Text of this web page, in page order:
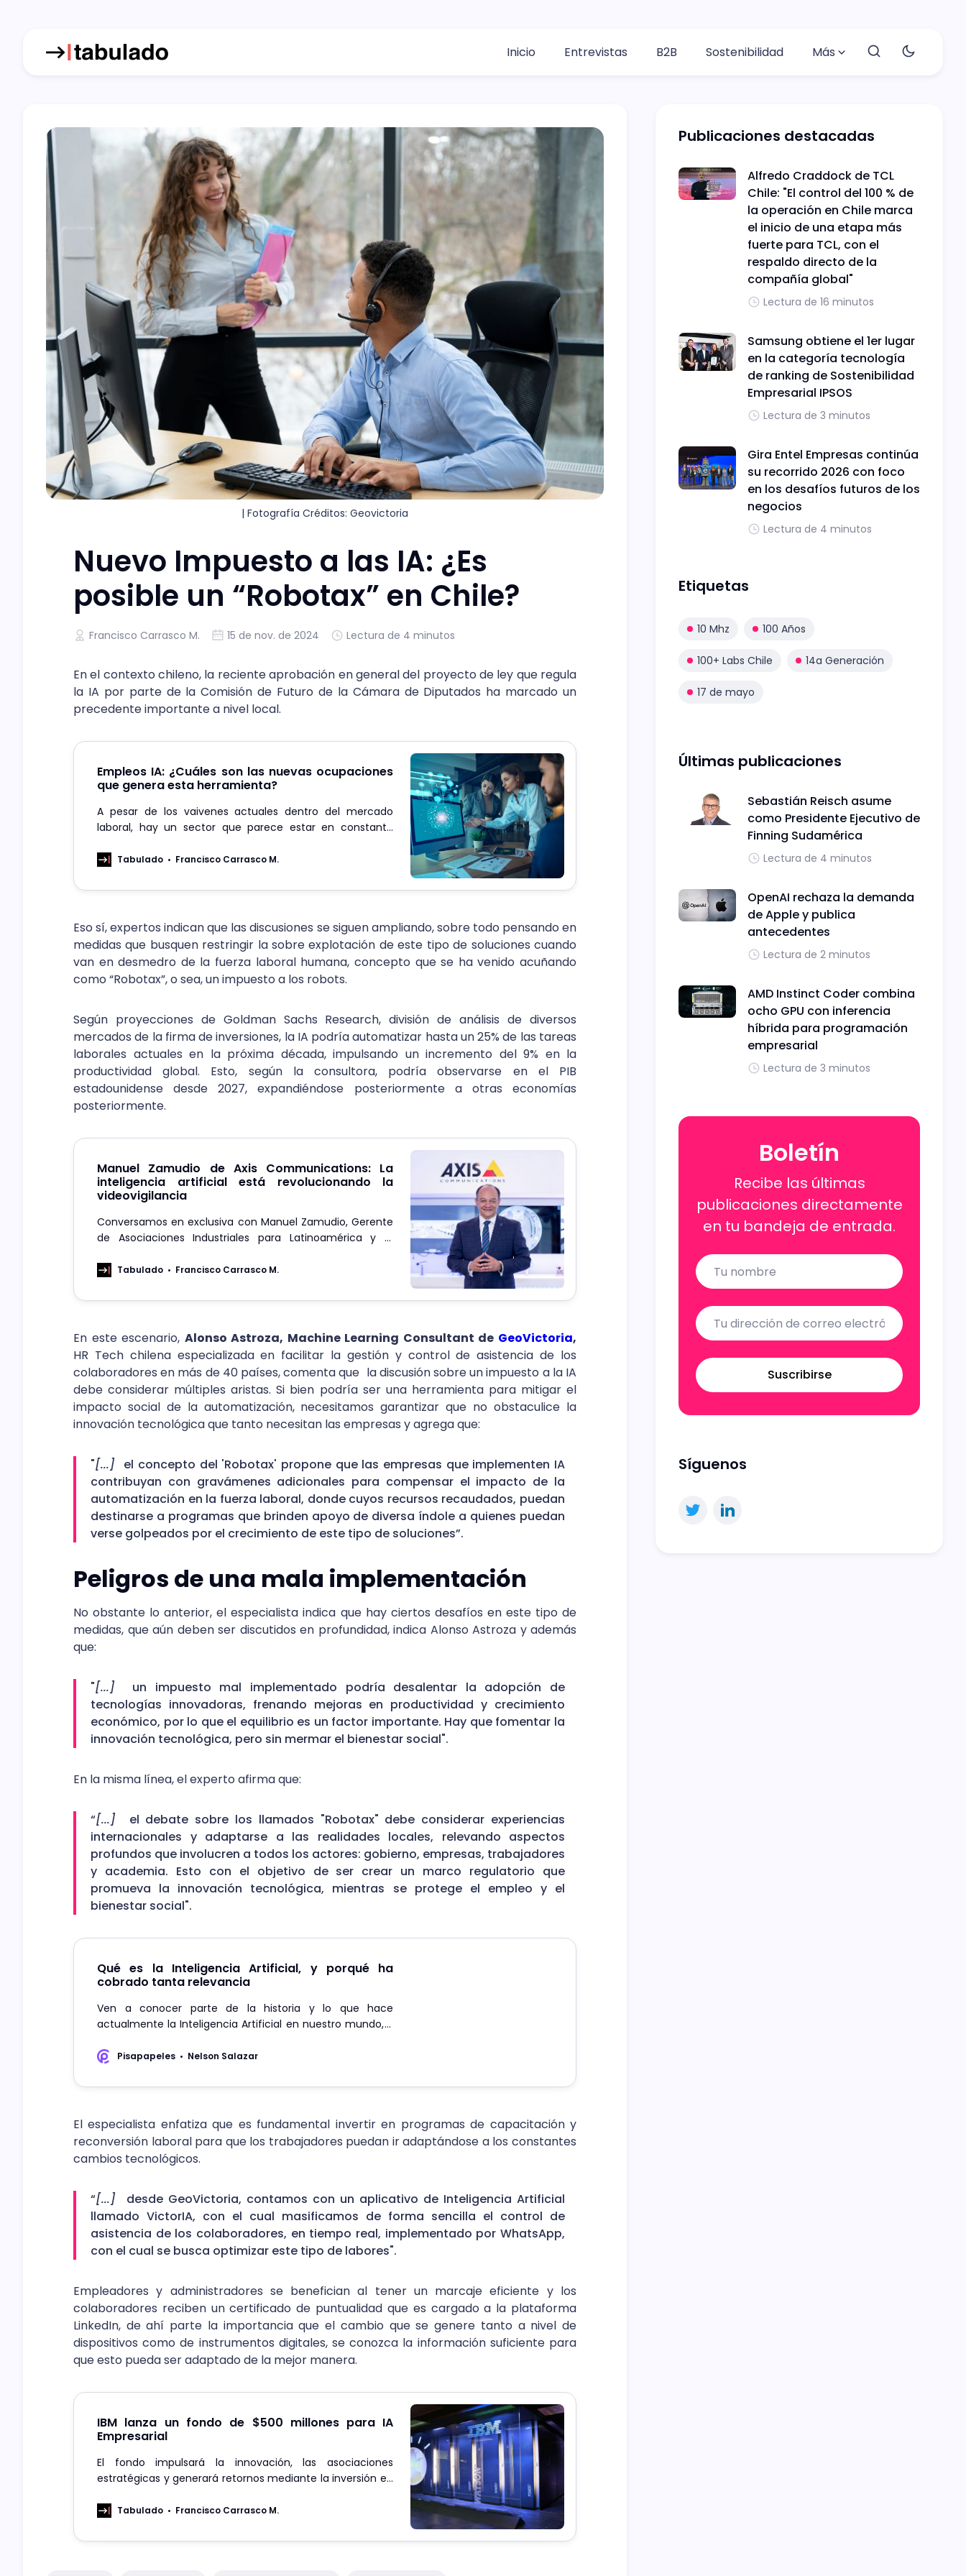
Inicio Entrevistas B2B Sostenibilidad Más
| Fotografía Créditos: Geovictoria
Nuevo Impuesto a las IA: ¿Es
posible un “Robotax” en Chile?
Francisco Carrasco M. 15 de nov. de 2024 Lectura de 4 minutos
En el contexto chileno, la reciente aprobación en general del proyecto de ley que regula
la IA por parte de la Comisión de Futuro de la Cámara de Diputados ha marcado un
precedente importante a nivel local.
Empleos IA: ¿Cuáles son las nuevas ocupaciones
que genera esta herramienta?
A pesar de los vaivenes actuales dentro del mercado
laboral, hay un sector que parece estar en constante
Tabulado Francisco Carrasco M.
Eso sí, expertos indican que las discusiones se siguen ampliando, sobre todo pensando en
medidas que busquen restringir la sobre explotación de este tipo de soluciones cuando
van en desmedro de la fuerza laboral humana, concepto que se ha venido acuñando
como “Robotax”, o sea, un impuesto a los robots.
Según proyecciones de Goldman Sachs Research, división de análisis de diversos
mercados de la firma de inversiones, la IA podría automatizar hasta un 25% de las tareas
laborales actuales en la próxima década, impulsando un incremento del 9% en la
productividad global. Esto, según la consultora, podría observarse en el PIB
estadounidense desde 2027, expandiéndose posteriormente a otras economías
posteriormente.
Manuel Zamudio de Axis Communications: La
inteligencia artificial está revolucionando la
videovigilancia
Conversamos en exclusiva con Manuel Zamudio, Gerente
de Asociaciones Industriales para Latinoamérica y el
la empresa y cómo la IA esta impactando la
Tabulado Francisco Carrasco M.
En este escenario, Alonso Astroza, Machine Learning Consultant de GeoVictoria,
HR Tech chilena especializada en facilitar la gestión y control de asistencia de los
colaboradores en más de 40 países, comenta que la discusión sobre un impuesto a la IA
debe considerar múltiples aristas. Si bien podría ser una herramienta para mitigar el
impacto social de la automatización, necesitamos garantizar que no obstaculice la
innovación tecnológica que tanto necesitan las empresas y agrega que:
"[...]
el concepto del 'Robotax' propone que las empresas que implementen IA
contribuyan con gravámenes adicionales para compensar el impacto de la
automatización en la fuerza laboral, donde cuyos recursos recaudados, puedan
destinarse a programas que brinden apoyo de diversa índole a quienes puedan
verse golpeados por el crecimiento de este tipo de soluciones”.
Peligros de una mala implementación
No obstante lo anterior, el especialista indica que hay ciertos desafíos en este tipo de
medidas, que aún deben ser discutidos en profundidad, indica Alonso Astroza y además
que:
"[...]
un impuesto mal implementado podría desalentar la adopción de
tecnologías innovadoras, frenando mejoras en productividad y crecimiento
económico, por lo que el equilibrio es un factor importante. Hay que fomentar la
innovación tecnológica, pero sin mermar el bienestar social".
En la misma línea, el experto afirma que:
“[...]
el debate sobre los llamados "Robotax" debe considerar experiencias
internacionales y adaptarse a las realidades locales, relevando aspectos
profundos que involucren a todos los actores: gobierno, empresas, trabajadores
y academia. Esto con el objetivo de ser crear un marco regulatorio que
promueva la innovación tecnológica, mientras se protege el empleo y el
bienestar social".
Qué es la Inteligencia Artificial, y porqué ha
cobrado tanta relevancia
Ven a conocer parte de la historia y lo que hace
actualmente la Inteligencia Artificial en nuestro mundo, y
Pisapapeles Nelson Salazar
El especialista enfatiza que es fundamental invertir en programas de capacitación y
reconversión laboral para que los trabajadores puedan ir adaptándose a los constantes
cambios tecnológicos.
“[...]
desde GeoVictoria, contamos con un aplicativo de Inteligencia Artificial
llamado VictorIA, con el cual masificamos de forma sencilla el control de
asistencia de los colaboradores, en tiempo real, implementado por WhatsApp,
con el cual se busca optimizar este tipo de labores".
Empleadores y administradores se benefician al tener un marcaje eficiente y los
colaboradores reciben un certificado de puntualidad que es cargado a la plataforma
LinkedIn, de ahí parte la importancia que el cambio que se genere tanto a nivel de
dispositivos como de instrumentos digitales, se conozca la información suficiente para
que esto pueda ser adaptado de la mejor manera.
IBM lanza un fondo de $500 millones para IA
Empresarial
El fondo impulsará la innovación, las asociaciones
estratégicas y generará retornos mediante la inversión en
Tabulado Francisco Carrasco M.
Publicaciones destacadas
Alfredo Craddock de TCL
Chile: "El control del 100 % de
la operación en Chile marca
el inicio de una etapa más
fuerte para TCL, con el
respaldo directo de la
compañía global"
Lectura de 16 minutos
Samsung obtiene el 1er lugar
en la categoría tecnología
de ranking de Sostenibilidad
Empresarial IPSOS
Lectura de 3 minutos
Gira Entel Empresas continúa
su recorrido 2026 con foco
en los desafíos futuros de los
negocios
Lectura de 4 minutos
Etiquetas
10 Mhz 100 Años
100+ Labs Chile 14a Generación
17 de mayo
Últimas publicaciones
Sebastián Reisch asume
como Presidente Ejecutivo de
Finning Sudamérica
Lectura de 4 minutos
OpenAI rechaza la demanda
de Apple y publica
antecedentes
Lectura de 2 minutos
AMD Instinct Coder combina
ocho GPU con inferencia
híbrida para programación
empresarial
Lectura de 3 minutos
Boletín
Recibe las últimas
publicaciones directamente
en tu bandeja de entrada.
Name
Email
Suscribirse
Síguenos